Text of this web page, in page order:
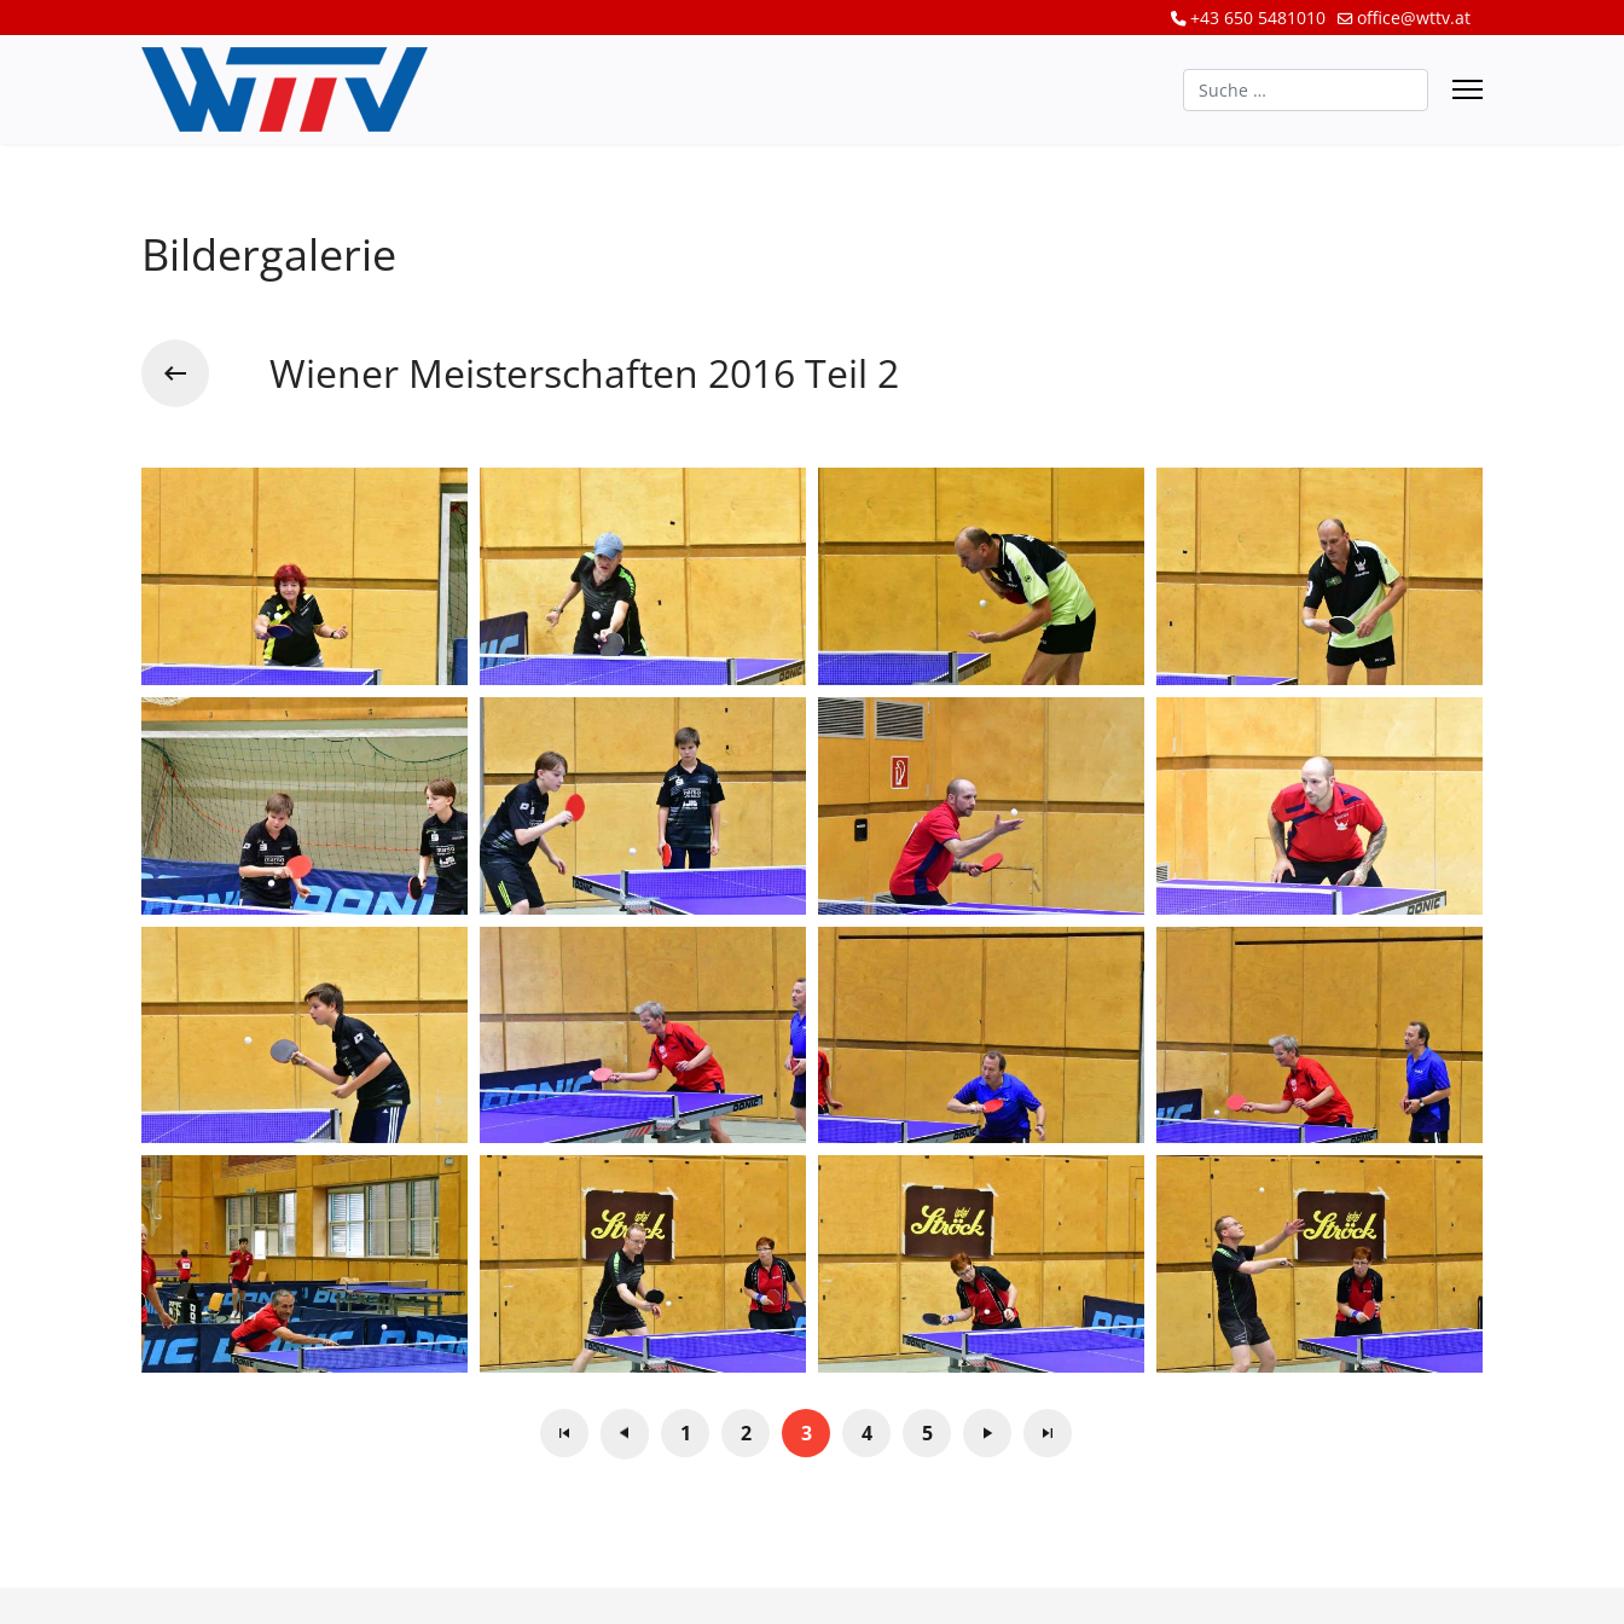
+43 650 5481010 office@wttv.at
Suchen
Bildergalerie
Wiener Meisterschaften 2016 Teil 2
1 2 3 4 5